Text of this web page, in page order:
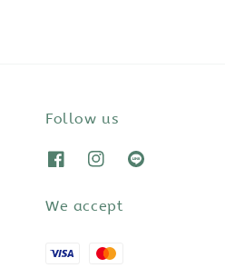
Follow us
We accept